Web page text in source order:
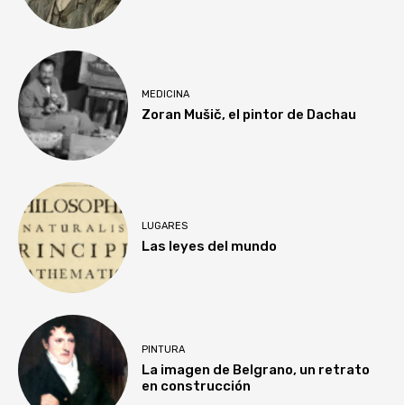
MEDICINA
Zoran Mušič, el pintor de Dachau
LUGARES
Las leyes del mundo
PINTURA
La imagen de Belgrano, un retrato
en construcción